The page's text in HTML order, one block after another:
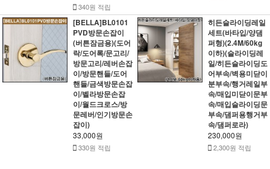
340원 적립
[BELLA]BL0101
PVD방문손잡이
(버튼잠금용)(도어
락/도어록/문고리/
방문고리/레버손잡
이/방문핸들/도어
핸들/금색방문손잡
이/벨라방문손잡
이/월드크로스/방
문레버/인기방문손
잡이)
33,000원
330원 적립
히든슬라이딩레일
세트(바타입/양댐
퍼형)(2.4M/60kg
이하)(슬라이딩레
일/히든슬라이딩도
어부속/벽용미닫이
분부속/행거레일부
속/매입미닫이문부
속/매입슬라이딩문
부속/댐퍼용행거부
속/댐퍼로라)
230,000원
2,300원 적립